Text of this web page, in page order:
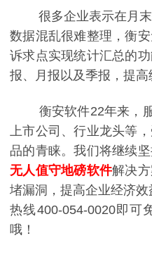
很多企业表示在月末
数据混乱很难整理，衡
诉求点实现统计汇总的
报、月报以及季报，提高
衡安软件22年来，服
上市公司、行业龙头等
品的青睐。我们将继续
无人值守地磅软件解决
堵漏洞，提高企业经济
热线400-054-0020即可
哦！